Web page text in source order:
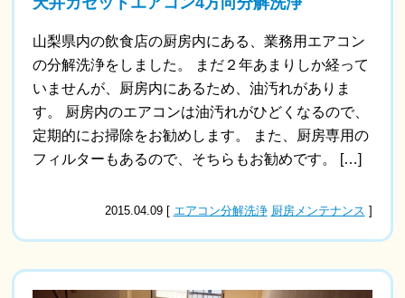
山梨県内の飲食店の厨房内にある、業務用エアコン
の分解洗浄をしました。 まだ２年あまりしか経って
いませんが、厨房内にあるため、油汚れがありま
す。 厨房内のエアコンは油汚れがひどくなるので、
定期的にお掃除をお勧めします。 また、厨房専用の
フィルターもあるので、そちらもお勧めです。 […]
2015.04.09 [ エアコン分解洗浄 厨房メンテナンス ]